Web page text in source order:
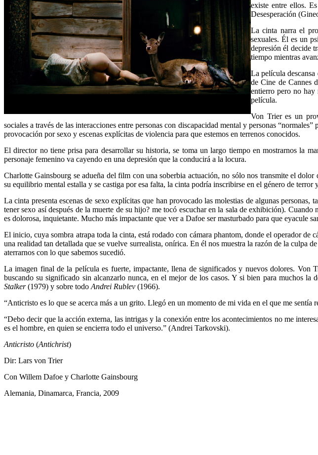
existe entre ellos.
Desesperación
La cinta narra el
sexuales. Él es un
depresión él decide
tiempo mientras
La película
de Cine de Cannes
entierro pero no hay
película.
Von Trier es un
sociales a través de las interacciones entre personas con discapacidad mental y personas
provocación por sexo y escenas explícitas de violencia para que estemos en terrenos conocidos.
El director no tiene prisa para desarrollar su historia, se toma un largo tiempo en mostrarnos la
personaje femenino va cayendo en una depresión que la conducirá a la locura.
Charlotte Gainsbourg se adueña del film con una soberbia actuación, no sólo nos transmite el
su equilibrio mental estalla y se castiga por esa falta, la cinta podría inscribirse en el género de
La cinta presenta escenas de sexo explícitas que han provocado las molestias de algunas
tener sexo así después de la muerte de su hijo? me tocó escuchar en la sala de exhibición).
es dolorosa, inquietante. Mucho más impactante que ver a Dafoe ser masturbado para que eyacule
El inicio, cuya sombra atrapa toda la cinta, está rodado con cámara phantom, donde el operador
una realidad tan detallada que se vuelve surrealista, onírica. En él nos muestra la razón de la culpa
aterrarnos con lo que sabemos sucedió.
La imagen final de la película es fuerte, impactante, llena de significados y nuevos dolores. Von
buscando su significado sin alcanzarlo nunca, en el mejor de los casos. Y si bien para muchos
Stalker(1979) y sobre todo Andrei Rublev (1966).
“Anticristo es lo que se acerca más a un grito. Llegó en un momento de mi vida en el que me
“Debo decir que la acción externa, las intrigas y la conexión entre los acontecimientos no me
es el hombre, en quien se encierra todo el universo.” (Andrei Tarkovski).
Anticristo (Antichrist)
Dir: Lars von Trier
Con Willem Dafoe y Charlotte Gainsbourg
Alemania, Dinamarca, Francia, 2009